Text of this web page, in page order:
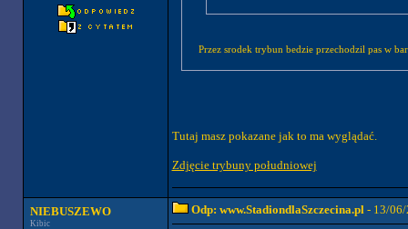
Przez srodek trybun bedzie przechodzil pas w
Tutaj masz pokazane jak to ma wyglądać.
Zdjęcie trybuny południowej
NIEBUSZEWO
Kibic
Odp: www.StadiondlaSzczecina.pl- 13/06/